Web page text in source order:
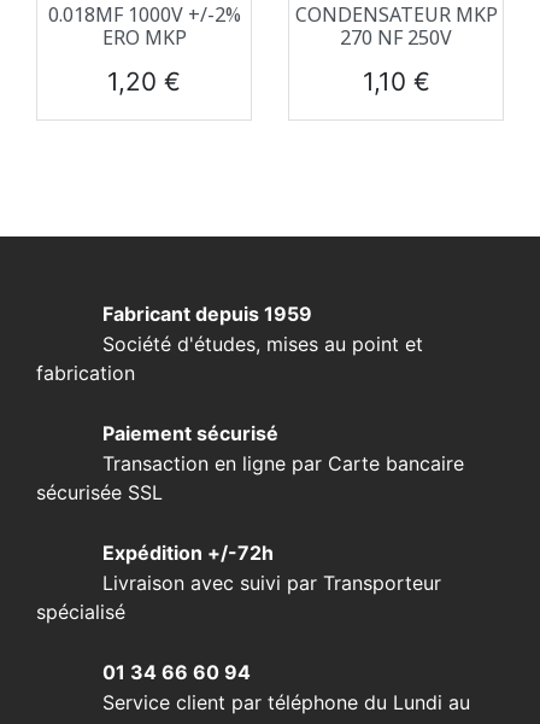
0.018ΜF 1000V +/-2%
ERO MKP
Prix
1,20 €
CONDENSATEUR MKP
270 NF 250V
Prix
1,10 €
Fabricant depuis 1959
Société d'études, mises au point et
fabrication
Paiement sécurisé
Transaction en ligne par Carte bancaire
sécurisée SSL
Expédition +/-72h
Livraison avec suivi par Transporteur
spécialisé
01 34 66 60 94
Service client par téléphone du Lundi au